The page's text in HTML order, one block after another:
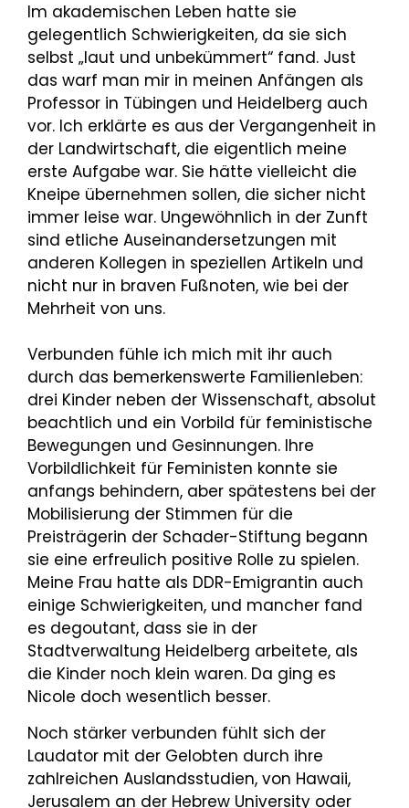
Im akademischen Leben hatte sie
gelegentlich Schwierigkeiten, da sie sich
selbst „laut und unbekümmert“ fand. Just
das warf man mir in meinen Anfängen als
Professor in Tübingen und Heidelberg auch
vor. Ich erklärte es aus der Vergangenheit in
der Landwirtschaft, die eigentlich meine
erste Aufgabe war. Sie hätte vielleicht die
Kneipe übernehmen sollen, die sicher nicht
immer leise war. Ungewöhnlich in der Zunft
sind etliche Auseinandersetzungen mit
anderen Kollegen in speziellen Artikeln und
nicht nur in braven Fußnoten, wie bei der
Mehrheit von uns.
Verbunden fühle ich mich mit ihr auch
durch das bemerkenswerte Familienleben:
drei Kinder neben der Wissenschaft, absolut
beachtlich und ein Vorbild für feministische
Bewegungen und Gesinnungen. Ihre
Vorbildlichkeit für Feministen konnte sie
anfangs behindern, aber spätestens bei der
Mobilisierung der Stimmen für die
Preisträgerin der Schader-Stiftung begann
sie eine erfreulich positive Rolle zu spielen.
Meine Frau hatte als DDR-Emigrantin auch
einige Schwierigkeiten, und mancher fand
es degoutant, dass sie in der
Stadtverwaltung Heidelberg arbeitete, als
die Kinder noch klein waren. Da ging es
Nicole doch wesentlich besser.
Noch stärker verbunden fühlt sich der
Laudator mit der Gelobten durch ihre
zahlreichen Auslandsstudien, von Hawaii,
Jerusalem an der Hebrew University oder